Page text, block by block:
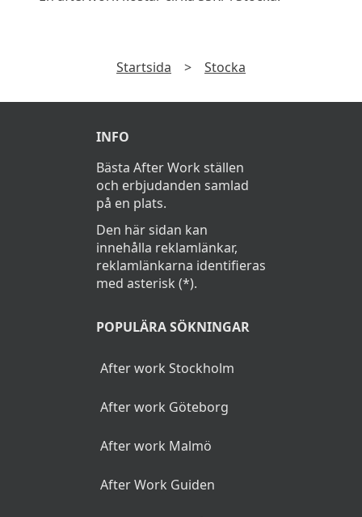
Vanliga frågor
Vad kostar en afterwork i Stocka?
En afterwork kostar cirka 55Kr i Stocka.
Startsida > Stocka
INFO
Bästa After Work ställen
på en plats.
innehålla reklamlänkar,
med asterisk (*).